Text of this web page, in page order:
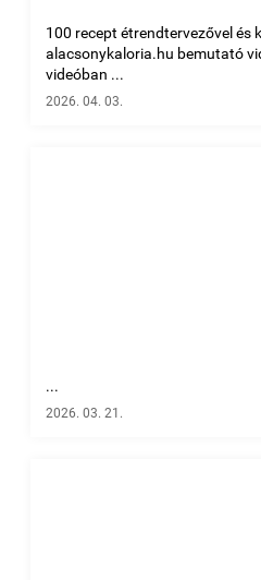
100 recept étrendtervezővel és
alacsonykaloria.hu bemutató
videóban ...
2026. 04. 03.
...
2026. 03. 21.